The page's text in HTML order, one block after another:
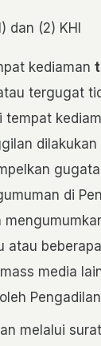
dan (2) KHI
kediaman
tergugat
tempat
dilakukan
di
atau
media
melalui